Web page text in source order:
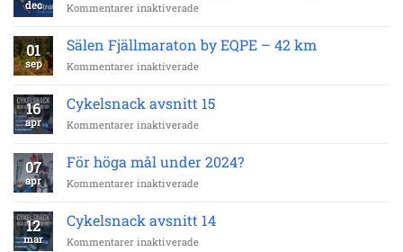
dec Kommentarer inaktiveradeför
300
000
kronor
strokeforskningen!
01
sep
Sälen Fjällmaraton by EQPE – 42 km
Kommentarer inaktiveradeför
Fjällmaraton
by
EQPE
42
16
apr
Cykelsnack avsnitt 15
Kommentarer inaktiveradeför
avsnitt
15
07
apr
För höga mål under 2024?
Kommentarer inaktiveradeför
höga
mål
under
12
mar
Cykelsnack avsnitt 14
Kommentarer inaktiveradeför